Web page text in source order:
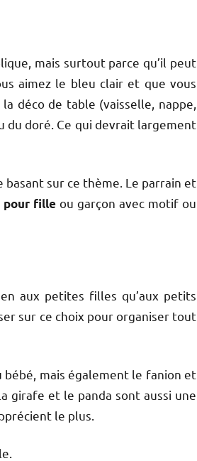
mais surtout parce qu’il peut
aimez le bleu clair et que vous
déco de table (vaisselle, nappe,
du doré. Ce qui devrait largement
sur ce thème. Le parrain et
pour fille ou garçon avec motif ou
aux petites filles qu’aux petits
sur ce choix pour organiser tout
mais également le fanion et
girafe et le panda sont aussi une
le plus.